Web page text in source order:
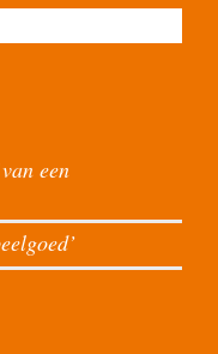
een